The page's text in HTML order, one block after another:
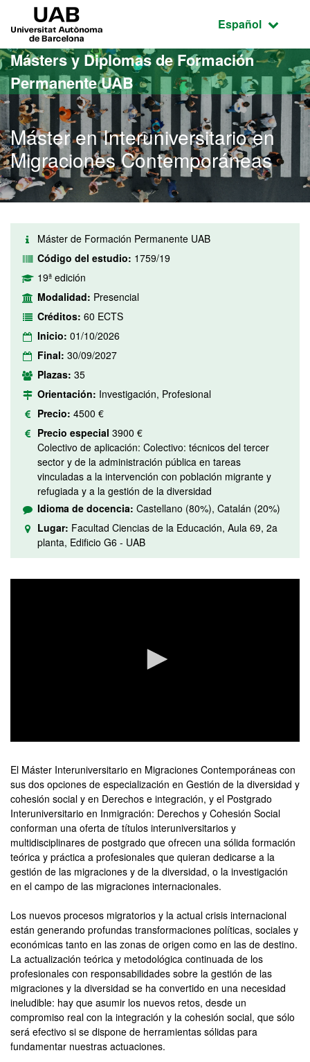
Acceso al contenido principal
Acceso a la navegación de la página
Idioma
Español
Másters y Diplomas de Formación
Permanente UAB
Máster en Interuniversitario en
Migraciones Contemporáneas
Máster de Formación Permanente UAB
Código del estudio: 1759/19
19ª edición
Modalidad: Presencial
Créditos: 60 ECTS
Inicio: 01/10/2026
Final: 30/09/2027
Plazas: 35
Orientación: Investigación, Profesional
Precio: 4500 €
Precio especial 3900 €
Colectivo de aplicación: Colectivo: técnicos del tercer
sector y de la administración pública en tareas
vinculadas a la intervención con población migrante y
refugiada y a la gestión de la diversidad
Idioma de docencia: Castellano (80%), Catalán (20%)
Lugar: Facultad Ciencias de la Educación, Aula 69, 2a
planta, Edificio G6 - UAB
of
seconds
El Máster Interuniversitario en Migraciones Contemporáneas con
sus dos opciones de especialización en Gestión de la diversidad y
cohesión social y en Derechos e integración, y el Postgrado
Interuniversitario en Inmigración: Derechos y Cohesión Social
conforman una oferta de títulos interuniversitarios y
multidisciplinares de postgrado que ofrecen una sólida formación
teórica y práctica a profesionales que quieran dedicarse a la
gestión de las migraciones y de la diversidad, o la investigación
en el campo de las migraciones internacionales.
Los nuevos procesos migratorios y la actual crisis internacional
están generando profundas transformaciones políticas, sociales y
económicas tanto en las zonas de origen como en las de destino.
La actualización teórica y metodológica continuada de los
profesionales con responsabilidades sobre la gestión de las
migraciones y la diversidad se ha convertido en una necesidad
ineludible: hay que asumir los nuevos retos, desde un
compromiso real con la integración y la cohesión social, que sólo
será efectivo si se dispone de herramientas sólidas para
fundamentar nuestras actuaciones.